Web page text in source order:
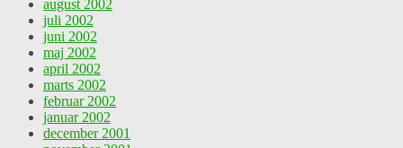
august 2002
juli 2002
juni 2002
maj 2002
april 2002
marts 2002
februar 2002
januar 2002
december 2001